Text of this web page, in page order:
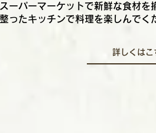
スーパーマーケットで新鮮な食材を
整ったキッチンで料理を楽しんでく
詳しくはこ